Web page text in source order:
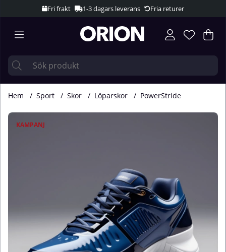
Fri frakt 1-3 dagars leverans Fria returer
.
Hem Sport Skor Löparskor PowerStride
KAMPANJ
Produktbilder